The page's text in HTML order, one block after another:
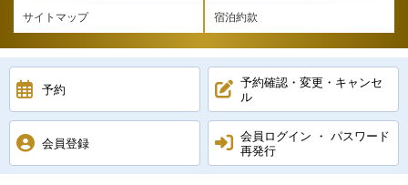
サイトマップ 宿泊約款
予約
予約確認・変更・キャンセ
ル
会員登録
会員ログイン ・ パスワード
再発行